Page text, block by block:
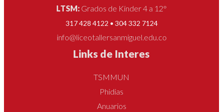
LTSM: Grados de Kínder 4 a 12°
317 428 4122 • 304 332 7124
info@liceotallersanmiguel.edu.co
Links de Interes
TSMMUN
Phidias
Anuarios